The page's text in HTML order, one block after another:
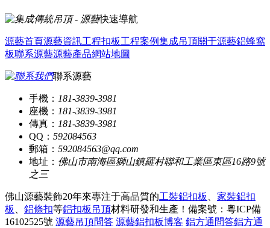
快速導航
源藝首頁源藝資訊工程扣板工程案例集成吊頂關于源藝鋁蜂窩
板聯系源藝源藝產品網站地圖
聯系源藝
手機： 181-3839-3981
座機： 181-3839-3981
傳真： 181-3839-3981
QQ： 592084563
郵箱： 592084563@qq.com
地址： 佛山市南海區獅山鎮羅村聯和工業區東區16路9號
之三
佛山源藝裝飾20年來專注于高品質的工裝鋁扣板
家裝鋁扣
板
鋁條扣等鋁扣板吊頂材料研發和生產！ 備案號：粵ICP備
16102525號 源藝吊頂問答 源藝鋁扣板博客 鋁方通問答鋁方通